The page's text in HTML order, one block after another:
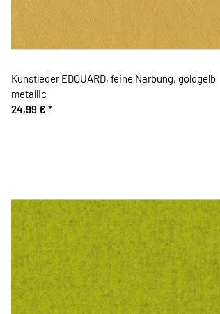
Kunstleder EDOUARD, feine Narbung, goldgelb
metallic
24,99 € *